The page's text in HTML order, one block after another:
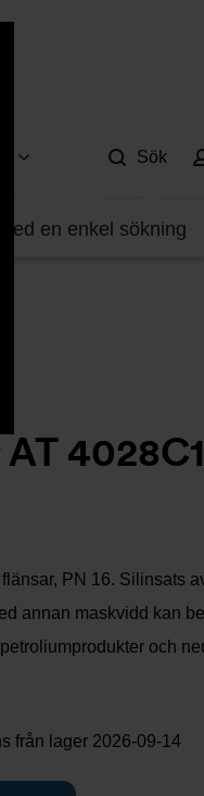
en enkel sökning
Sök
AT 4028C15
PN 16. Silinsats
annan maskvidd kan
och
från lager 2026-09-14